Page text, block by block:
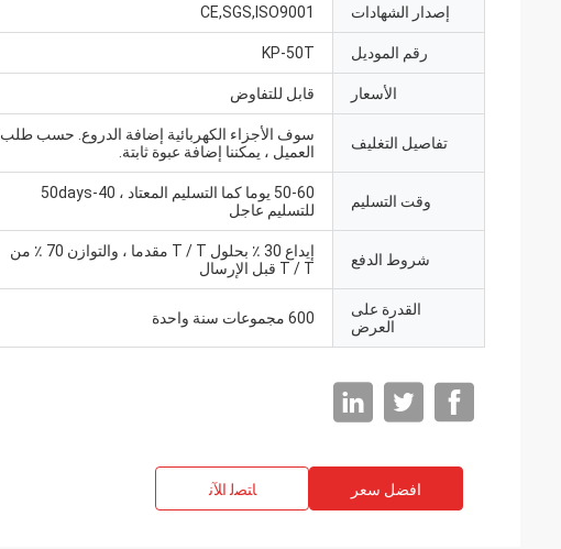
إصدار الشهادات CE,SGS,ISO9001
رقم الموديل KP-50T
الأسعار قابل للتفاوض
تفاصيل التغليف
سوف الأجزاء الكهربائية إضافة الدروع. حسب طلب
العميل ، يمكننا إضافة عبوة ثابتة.
وقت التسليم
50-60 يوما كما التسليم المعتاد ، 40-50days
للتسليم عاجل
شروط الدفع
إيداع 30 ٪ بحلول T / T مقدما ، والتوازن 70 ٪ من
T / T قبل الإرسال
القدرة على
العرض
600 مجموعات سنة واحدة
افضل سعر ﺎﺘﺼﻟ ﺍﻶﻧ